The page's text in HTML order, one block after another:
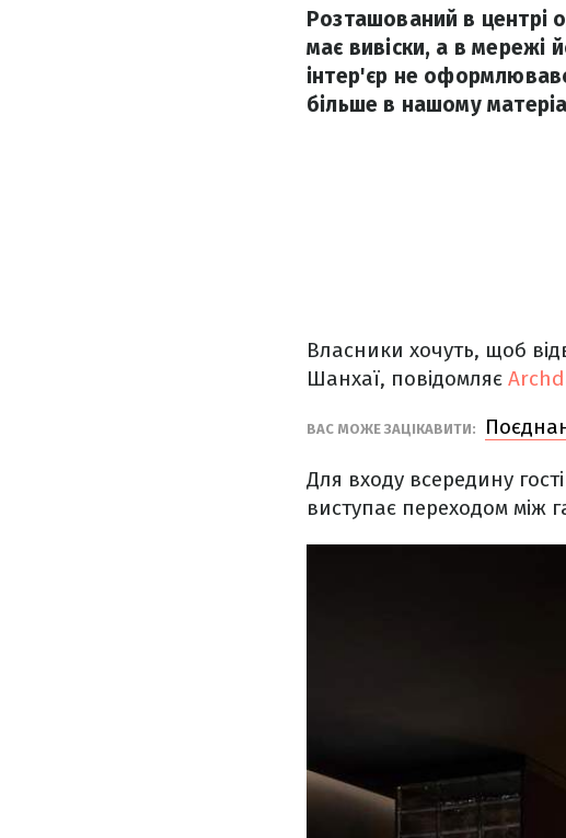
Розташований в центрі
має вивіски, а в мережі
інтер'єр не
більше в нашому
Власники хочуть, щоб
Шанхаї, повідомляє
ВАС МОЖЕ ЗАЦІКАВИТИ:
Для входу всередину
виступає переходом між